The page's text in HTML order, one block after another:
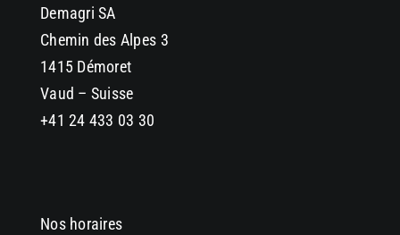
Demagri SA
Chemin des Alpes 3
1415 Démoret
Vaud – Suisse
+41 24 433 03 30
Nos horaires